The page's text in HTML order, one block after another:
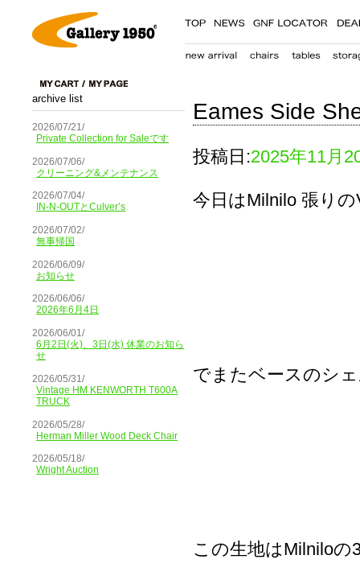
archive list
2026/07/21/
Private Collection for Saleです
2026/07/06/
クリーニング&メンテナンス
2026/07/04/
IN-N-OUTとCulver’s
2026/07/02/
無事帰国
2026/06/09/
お知らせ
2026/06/06/
2026年6月4日
2026/06/01/
6月2日(火)、3日(水) 休業のお知ら
せ
2026/05/31/
Vintage HM KENWORTH T600A
TRUCK
2026/05/28/
Herman Miller Wood Deck Chair
2026/05/18/
Wright Auction
Eames Side
投稿日:2025年11月
今日はMilnilo 張り
でまたベースのシ
この生地はMilnilo